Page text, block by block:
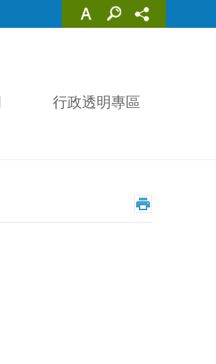
行政透明專區